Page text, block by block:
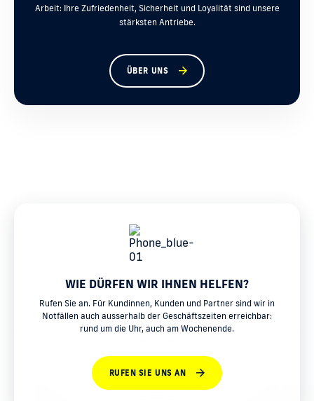
Arbeit: Ihre Zufriedenheit, Sicherheit und Loyalität sind unsere
stärksten Antriebe.
ÜBER UNS
WIE DÜRFEN WIR IHNEN HELFEN?
Rufen Sie an. Für Kundinnen, Kunden und Partner sind wir in
Notfällen auch ausserhalb der Geschäftszeiten erreichbar:
rund um die Uhr, auch am Wochenende.
RUFEN SIE UNS AN